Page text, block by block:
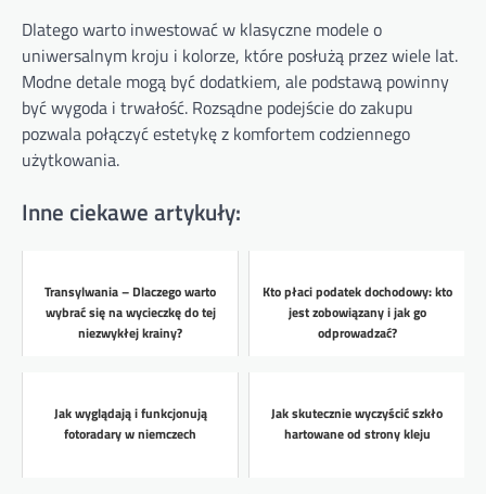
Dlatego warto inwestować w klasyczne modele o
uniwersalnym kroju i kolorze, które posłużą przez wiele lat.
Modne detale mogą być dodatkiem, ale podstawą powinny
być wygoda i trwałość. Rozsądne podejście do zakupu
pozwala połączyć estetykę z komfortem codziennego
użytkowania.
Inne ciekawe artykuły:
Transylwania – Dlaczego warto
wybrać się na wycieczkę do tej
niezwykłej krainy?
Kto płaci podatek dochodowy: kto
jest zobowiązany i jak go
odprowadzać?
Jak wyglądają i funkcjonują
fotoradary w niemczech
Jak skutecznie wyczyścić szkło
hartowane od strony kleju